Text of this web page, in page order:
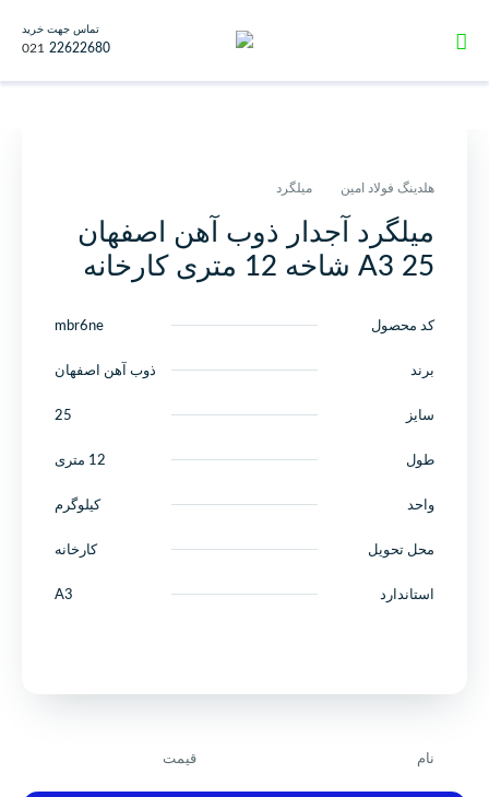
تماس جهت خرید
021 22622680
هلدینگ فولاد امین میلگرد
میلگرد آجدار ذوب آهن اصفهان
25 A3 شاخه 12 متری کارخانه
کد محصول mbr6ne
برند ذوب آهن اصفهان
سایز 25
طول 12 متری
واحد کیلوگرم
محل تحویل کارخانه
استاندارد A3
نام قیمت